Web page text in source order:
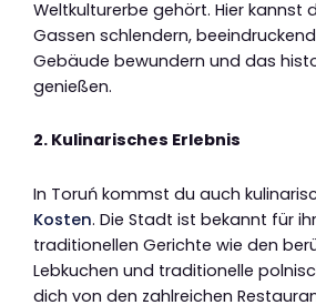
Weltkulturerbe gehört. Hier kannst
Gassen schlendern,
Gebäude bewundern und das
genießen.
2. Kulinarisches Erlebnis
In Toruń kommst du auch
Kosten. Die Stadt ist bekannt für
traditionellen Gerichte wie den
Lebkuchen und traditionelle
dich von den zahlreichen